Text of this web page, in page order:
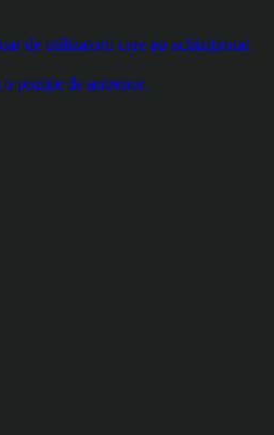
de utilizatorii care au achiziționat
poziție de antrenor.